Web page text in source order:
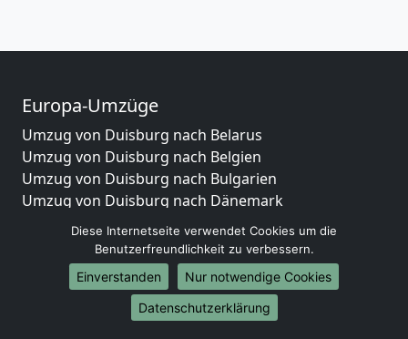
Europa-Umzüge
Umzug von Duisburg nach Belarus
Umzug von Duisburg nach Belgien
Umzug von Duisburg nach Bulgarien
Umzug von Duisburg nach Dänemark
Umzug von Duisburg nach England
Umzug von Duisburg nach Portugal
Umzug von Duisburg nach Bosnien
und Herzegowina
Umzug von Duisburg nach Irland
Diese Internetseite verwendet Cookies um die
Benutzerfreundlichkeit zu verbessern.
Einverstanden
Nur notwendige Cookies
Datenschutzerklärung